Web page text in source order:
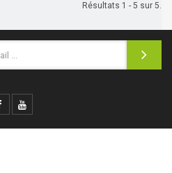
Résultats 1 - 5 sur 5.